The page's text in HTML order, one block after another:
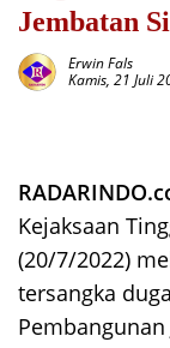
Jembatan
Erwin Fals
Kamis, 21 Juli
Kejaksaan
(20/7/2022)
tersangka